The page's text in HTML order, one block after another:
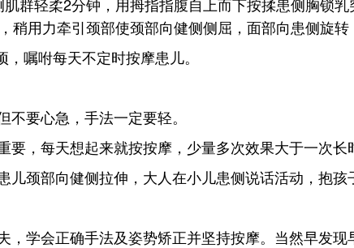
用力牵引颈部使颈部向健侧侧屈，面部向患侧旋转
嘱咐每天不定时按摩患儿。
要心急，手法一定要轻。
，每天想起来就按按摩，少量多次效果大于一次长
颈部向健侧拉伸，大人在小儿患侧说话活动，抱孩
学会正确手法及姿势矫正并坚持按摩。当然早发